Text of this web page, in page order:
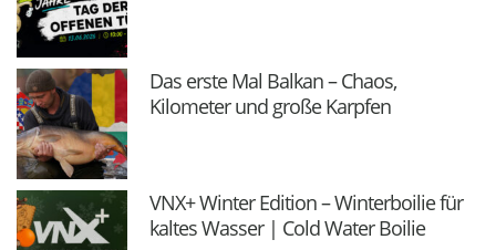
Das erste Mal Balkan – Chaos,
Kilometer und große Karpfen
VNX+ Winter Edition – Winterboilie für
kaltes Wasser | Cold Water Boilie